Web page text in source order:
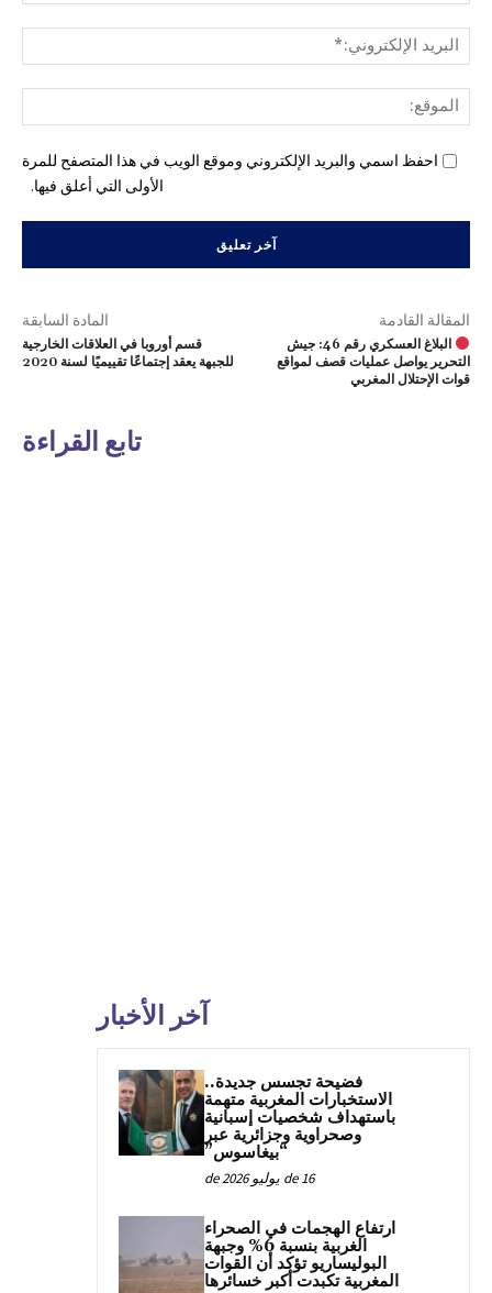
احفظ اسمي والبريد الإلكتروني وموقع الويب في هذا المتصفح للمرة
الأولى التي أعلق فيها.
المادة السابقة
قسم أوروبا في العلاقات الخارجية
للجبهة يعقد إجتماعًا تقييميًا لسنة 2020
المقالة القادمة
البلاغ العسكري رقم 46: جيش
التحرير يواصل عمليات قصف لمواقع
قوات الإحتلال المغربي
تابع القراءة
آخر الأخبار
فضيحة تجسس جديدة..
الاستخبارات المغربية متهمة
باستهداف شخصيات إسبانية
وصحراوية وجزائرية عبر
“بيغاسوس”
16 de يوليو de 2026
ارتفاع الهجمات في الصحراء
الغربية بنسبة 6% وجبهة
البوليساريو تؤكد أن القوات
المغربية تكبدت أكبر خسائرها